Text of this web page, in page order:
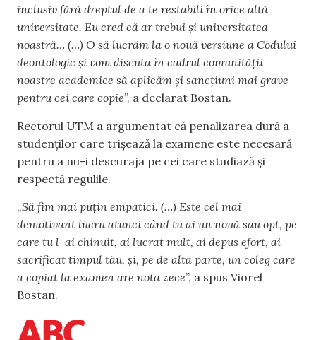
inclusiv fără dreptul de a te restabili în orice altă
universitate. Eu cred că ar trebui și universitatea
noastră… (…) O să lucrăm la o nouă versiune a Codului
deontologic și vom discuta în cadrul comunității
noastre academice să aplicăm și sancțiuni mai grave
pentru cei care copie”, a declarat Bostan.
Rectorul UTM a argumentat că penalizarea dură a
studenților care trișează la examene este necesară
pentru a nu-i descuraja pe cei care studiază și
respectă regulile.
„Să fim mai puțin empatici. (…) Este cel mai
demotivant lucru atunci când tu ai un nouă sau opt, pe
care tu l-ai chinuit, ai lucrat mult, ai depus efort, ai
sacrificat timpul tău, și, pe de altă parte, un coleg care
a copiat la examen are nota zece”, a spus Viorel
Bostan.